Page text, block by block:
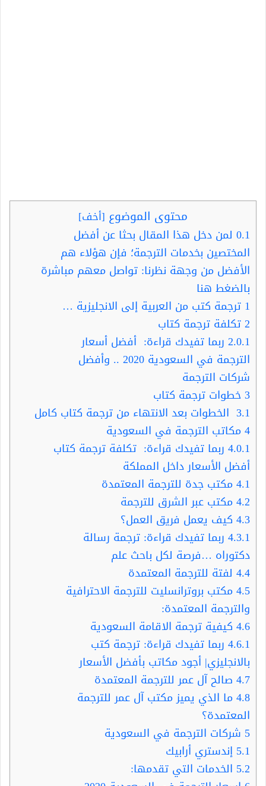
محتوى الموضوع [أخف]
0.1 لمن دخل هذا المقال بحثا عن أفضل
المختصين بخدمات الترجمة؛ فإن هؤلاء هم
الأفضل من وجهة نظرنا: تواصل معهم مباشرة
بالضغط هنا
1 ترجمة كتب من العربية إلى الانجليزية …
2تكلفة ترجمة كتاب
2.0.1 ربما تفيدك قراءة: أفضل أسعار
الترجمة في السعودية 2020 .. وأفضل
شركات الترجمة
3خطوات ترجمة كتاب
3.1 الخطوات بعد الانتهاء من ترجمة كتاب كامل
4مكاتب الترجمة في السعودية
4.0.1 ربما تفيدك قراءة: تكلفة ترجمة كتاب
أفضل الأسعار داخل المملكة
4.1مكتب جدة للترجمة المعتمدة
4.2مكتب عبر الشرق للترجمة
4.3 كيف يعمل فريق العمل؟
4.3.1 ربما تفيدك قراءة: ترجمة رسالة
دكتوراه …فرصة لكل باحث علم
4.4 لفتة للترجمة المعتمدة
4.5مكتب بروترانسليت للترجمة الاحترافية
والترجمة المعتمدة:
4.6 كيفية ترجمة الاقامة السعودية
4.6.1 ربما تفيدك قراءة: ترجمة كتب
بالانجليزي| أجود مكاتب بأفضل الأسعار
4.7 صالح آل عمر للترجمة المعتمدة
4.8ما الذي یمیز مكتب آل عمر للترجمة
المعتمدة؟
5 شركات الترجمة في السعودية
5.1 إندستري أرابيك
5.2 الخدمات التي تقدمها: